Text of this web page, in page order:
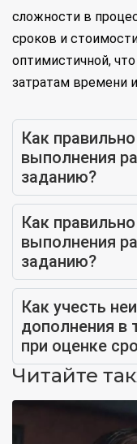
сложности в
сроков и
оптимистичной,
затратам времени
Как
выполнения
заданию?
Как
выполнения
заданию?
Как учесть
дополнения в
при оценке
Читайте